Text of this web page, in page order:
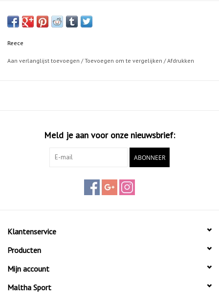
kleine veiligheidsfluit die geïntegreerd is in de gesp, kan helpen in
Reece
Aan verlanglijst toevoegen /Toevoegen om te vergelijken /Afdrukken
Meld je aan voor onze nieuwsbrief:
ABONNEER
Klantenservice
Producten
Mijn account
Maltha Sport